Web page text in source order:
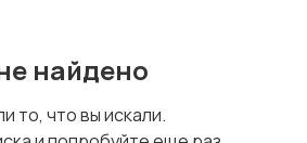
найдено
то, что вы искали.